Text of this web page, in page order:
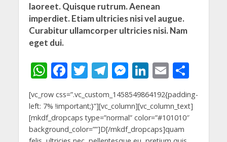
laoreet. Quisque rutrum. Aenean
imperdiet. Etiam ultricies nisi vel augue.
Curabitur ullamcorper ultricies nisi. Nam
eget dui.
W
at
s
A
F
ac
e
b
o
T
w
itt
er
T
el
e
gr
a
M
e
ss
e
n
Li
n
k
e
dI
E
m
ai
l
S
ar
e
[vc_row css=”.vc_custom_1458549864192{padding-
left: 7% !important;}”][vc_column][vc_column_text]
[mkdf_dropcaps type=”normal” color=”#101010″
background_color=””]D[/mkdf_dropcaps]quam